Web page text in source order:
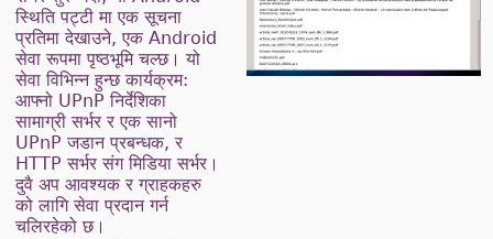
स्थिति पट्टी मा एक सूचना
प्रतिमा देखाउने, एक Android
सेवा रूपमा पृष्ठभूमि चल्छ। यो
सेवा विभिन्न हुन्छ कार्यक्रम:
आफ्नो UPnP निर्देशिका
सामाग्री सर्भर र एक सानो
UPnP जडान प्रबन्धक, र
HTTP सर्भर संग मिडिया सर्भर।
दुवै अप आवश्यक र ग्राहकहरु
को लागि सेवा प्रदान गर्न
चलिरहेको छ।